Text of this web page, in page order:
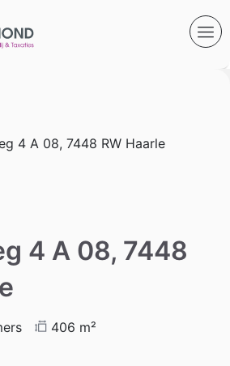
4 A 08, 7448 RW Haarle
4 A 08, 7448
406 m²